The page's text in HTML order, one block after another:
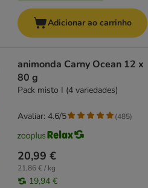
Adicionar ao carrinho
animonda Carny Ocean 12 x
80 g
Pack misto I (4 variedades)
20,99 €
21,86 € / kg
19,94 €
Avaliar: 4.6/5 (485)